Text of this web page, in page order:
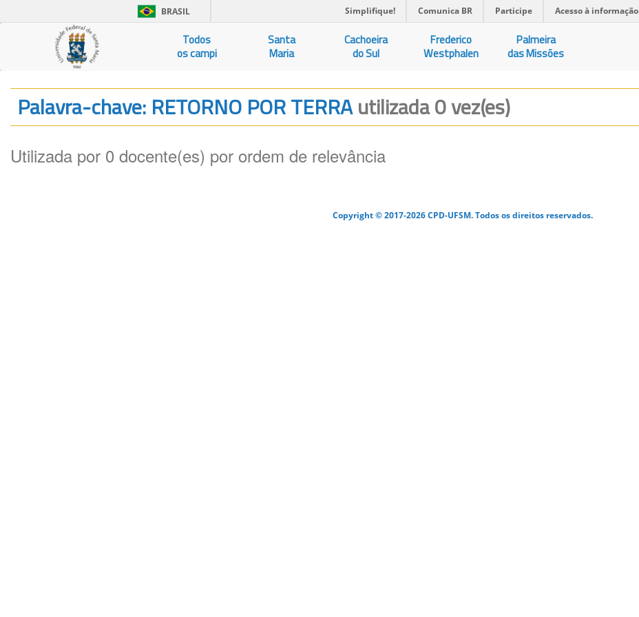
BRASIL Simplifique! Comunica BR Participe Acesso à informação
Todos
os campi
Santa
Maria
Cachoeira
do Sul
Frederico
Westphalen
Palmeira
das Missões
Palavra-chave: RETORNO POR TERRAutilizada 0 vez(es)
Utilizada por 0 docente(es) por ordem de relevância
Copyright © 2017-2026 CPD-UFSM. Todos os direitos reservados.